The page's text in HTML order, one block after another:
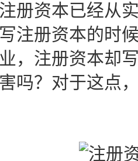
册资本已经从
注册资本的时
，注册资本却
吗？对于这点